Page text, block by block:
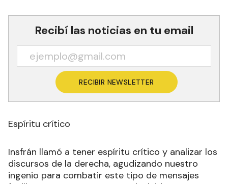
Recibí las noticias en tu email
RECIBIR NEWSLETTER
Espíritu crítico
Insfrán llamó a tener espíritu crítico y analizar los
discursos de la derecha, agudizando nuestro
ingenio para combatir este tipo de mensajes